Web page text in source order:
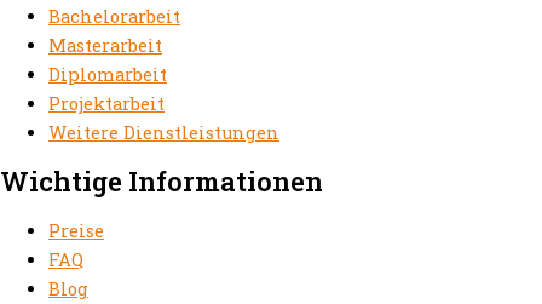
Bachelorarbeit
Masterarbeit
Diplomarbeit
Projektarbeit
Weitere Dienstleistungen
Wichtige Informationen
Preise
FAQ
Blog